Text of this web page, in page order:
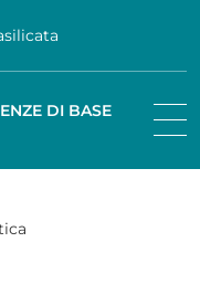
DI BASE